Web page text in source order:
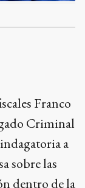
Franco
Criminal
a
sobre las
dentro de la